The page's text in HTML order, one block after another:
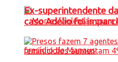
Ex-superintendente
caso Adélio foi